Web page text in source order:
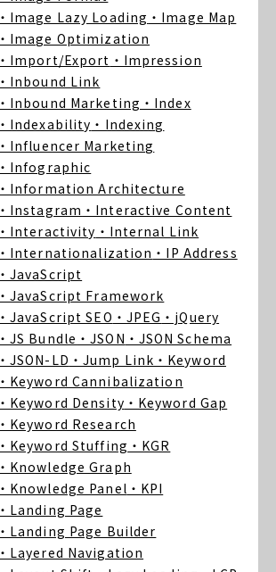
・Image Lazy Loading ・Image Map
・Image Optimization
・Import/Export ・Impression
・Inbound Link
・Inbound Marketing ・Index
・Indexability ・Indexing
・Influencer Marketing
・Infographic
・Information Architecture
・Instagram ・Interactive Content
・Interactivity ・Internal Link
・Internationalization ・IP Address
・JavaScript
・JavaScript Framework
・JavaScript SEO ・JPEG ・jQuery
・JS Bundle ・JSON ・JSON Schema
・JSON-LD ・Jump Link ・Keyword
・Keyword Cannibalization
・Keyword Density ・Keyword Gap
・Keyword Research
・Keyword Stuffing ・KGR
・Knowledge Graph
・Knowledge Panel ・KPI
・Landing Page
・Landing Page Builder
・Layered Navigation